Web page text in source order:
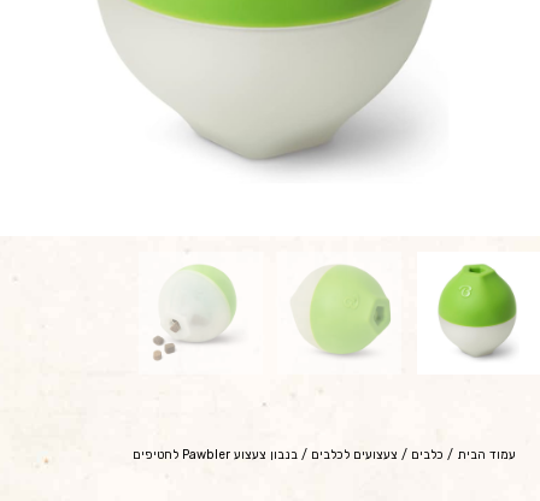
עמוד הבית / כלבים / צעצועים לכלבים / בנבון צעצוע Pawbler לחטיפים